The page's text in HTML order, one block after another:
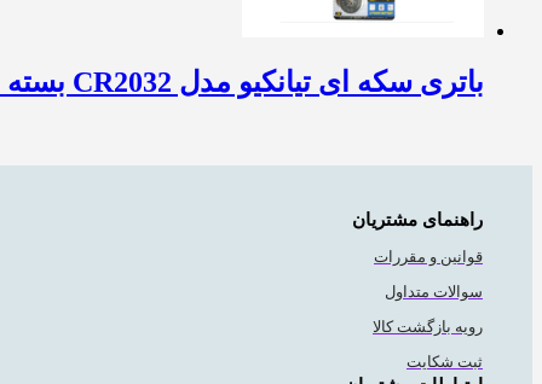
باتری سکه ای تیانکیو مدل CR2032 بسته 5 عددی
راهنمای مشتریان
قوانین و مقررات
سوالات متداول
رویه بازگشت کالا
ثبت شکایت